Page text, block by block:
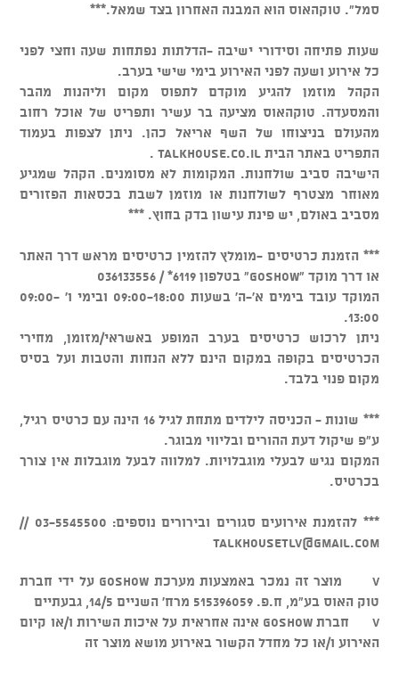
סמל". טוקהאוס הוא המבנה האחרון בצד שמאל.***
שעות פתיחה וסידורי ישיבה -הדלתות נפתחות שעה וחצי לפני
כל אירוע ושעה לפני האירוע בימי שישי בערב.
הקהל מוזמן להגיע מוקדם לתפוס מקום וליהנות מהבר
והמסעדה. טוקהאוס מציעה בר עשיר ותפריט של אוכל רחוב
מהעולם בניצוחו של השף אריאל כהן. ניתן לצפות בעמוד
התפריט באתר הבית talkhouse.co.il .
הישיבה סביב שולחנות. המקומות לא מסומנים. הקהל שמגיע
מאוחר מצטרף לשולחנות או מוזמן לשבת בכסאות הפזורים
מסביב באולם, יש פינת עישון בדק בחוץ. ***
*** הזמנת כרטיסים -מומלץ להזמין כרטיסים מראש דרך האתר
או דרך מוקד "GOSHOW" בטלפון 6119* / 036133556
המוקד עובד בימים א'-ה' בשעות 09:00-18:00 ובימי ו' 09:00-
13:00.
ניתן לרכוש כרטיסים בערב המופע באשראי/מזומן, מחירי
הכרטיסים בקופה במקום הינם ללא הנחות והטבות ועל בסיס
מקום פנוי בלבד.
*** שונות - הכניסה לילדים מתחת לגיל 16 הינה עם כרטיס רגיל,
ע"פ שיקול דעת ההורים ובליווי מבוגר.
המקום נגיש לבעלי מוגבלויות. למלווה לבעל מוגבלות אין צורך
בכרטיס.
*** להזמנת אירועים סגורים ובירורים נוספים: 03-5545500 //
talkhousetlv@gmail.com
v מוצר זה נמכר באמצעות מערכת GOSHOW על ידי חברת
טוק האוס בע"מ, ח.פ. 515396059 מרח' השניים 14/5, גבעתיים
v חברת GOSHOW אינה אחראית על איכות השירות ו/או קיום
האירוע ו/או כל מחדל הקשור באירוע מושא מוצר זה